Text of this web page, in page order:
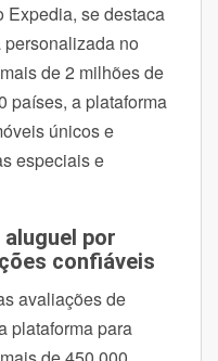
Expedia, se destaca
no
de 2 milhões de
países, a plataforma
únicos e
especiais e
por
confiáveis
avaliações de
plataforma para